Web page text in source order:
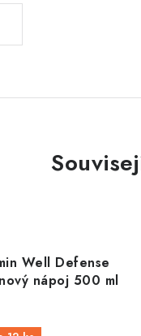
Well Defense
nápoj 500 ml